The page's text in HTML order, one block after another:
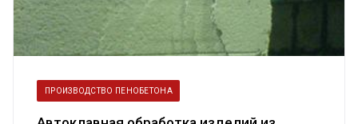
ПРОИЗВОДСТВО ПЕНОБЕТОНА